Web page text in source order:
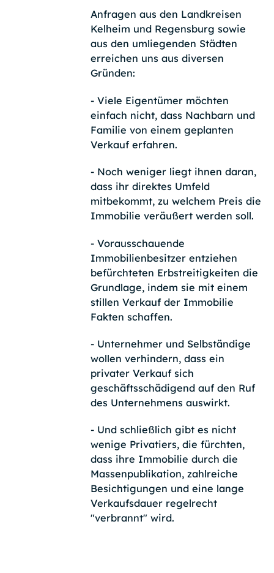
Anfragen aus den Landkreisen
Kelheim und Regensburg sowie
aus den umliegenden Städten
erreichen uns aus diversen
Gründen:
- Viele Eigentümer möchten
einfach nicht, dass Nachbarn und
Familie von einem geplanten
Verkauf erfahren.
- Noch weniger liegt ihnen daran,
dass ihr direktes Umfeld
mitbekommt, zu welchem Preis die
Immobilie veräußert werden soll.
- Vorausschauende
Immobilienbesitzer entziehen
befürchteten Erbstreitigkeiten die
Grundlage, indem sie mit einem
stillen Verkauf der Immobilie
Fakten schaffen.
- Unternehmer und Selbständige
wollen verhindern, dass ein
privater Verkauf sich
geschäftsschädigend auf den Ruf
des Unternehmens auswirkt.
- Und schließlich gibt es nicht
wenige Privatiers, die fürchten,
dass ihre Immobilie durch die
Massenpublikation, zahlreiche
Besichtigungen und eine lange
Verkaufsdauer regelrecht
"verbrannt" wird.